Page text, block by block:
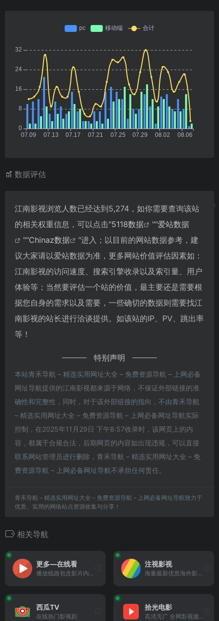
数据评估
江南影视浏览人数已经达到5,274，如你需要查询该站
的相关权重信息，可以点击"5118数据 ""爱站数据
""Chinaz数据
"进入；以目前的网站数据参考，建
议大家请以爱站数据为准，更多网站价值评估因素如：
江南影视的访问速度、搜索引擎收录以及索引量、用户
体验等；当然要评估一个站的价值，最主要还是需要根
据您自身的需求以及需要，一些确切的数据则需要找江
南影视的站长进行洽谈提供。如该站的IP、PV、跳出率
等！
特别声明
本站青禾导航 – 精选实用网址大全 – 免费资源导航 – 上网必备
网址导航提供的江南影视都来源于网络，不保证外部链接的准
确性和完整性，同时，对于该外部链接的指向，不由青禾导航
– 精选实用网址大全 – 免费资源导航 – 上网必备网址导航实际
控制，在2025年11月29日 下午8:57收录时，该网页上的内
容，都属于合规合法，后期网页的内容如出现违规，可以直接
联系网站管理员进行删除，青禾导航 – 精选实用网址大全 – 免
费资源导航 – 上网必备网址导航不承担任何责任。
青禾导航 – 精选实用网址大全 – 免费资源导航 – 上网必备网址导航致力于
优质、实用的网络站点资源收集与分享！
相关导航
更多—在线看
播放线路包含影片内置广告或部分影片需付费的影视网站
注视影视
海量最新优质海外影视剧资源的网站
西瓜TV
在线热门影视剧
拾光电影
高清无广 全网影视搜索